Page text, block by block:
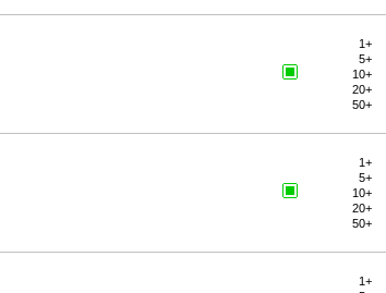
1+
5+
10+
20+
50+
1+
5+
10+
20+
50+
1+